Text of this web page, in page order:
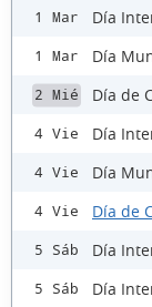
1 Mar Día
1 Mar Día
2 Mié Día de
4 Vie Día
4 Vie Día
4 Vie Día de
5 Sáb Día
5 Sáb Día